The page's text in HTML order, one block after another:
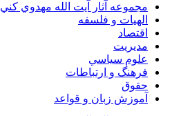
مجموعه آثار آيت الله مهدوي كني
الهیات و فلسفه
اقتصاد
مديريت
علوم سياسي
فرهنگ و ارتباطات
حقوق
آموزش زبان و قواعد